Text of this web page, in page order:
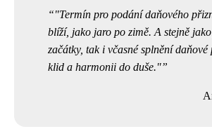
"Termín pro podání daňového
blíží, jako jaro po zimě. A stejně
začátky, tak i včasné splnění
klid a harmonii do duše."